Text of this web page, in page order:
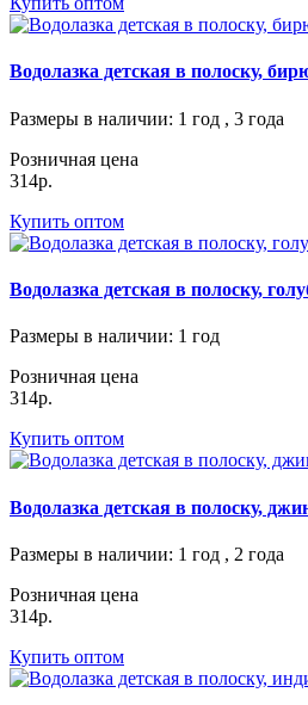
Водолазка детская в полоску,
Размеры в наличии: 1 год , 3 года
Розничная цена
314р.
Купить оптом
Водолазка детская в полоску,
Размеры в наличии: 1 год
Розничная цена
314р.
Купить оптом
Водолазка детская в полоску,
Размеры в наличии: 1 год , 2 года
Розничная цена
314р.
Купить оптом